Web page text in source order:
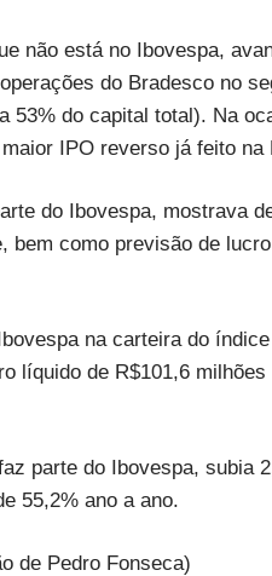
não está no Ibovespa,
do Bradesco no
53% do capital total). Na
IPO reverso já feito na
do Ibovespa, mostrava
bem como previsão de
na carteira do
líquido de R$101,6
parte do Ibovespa,
55,2% ano a ano.
de Pedro Fonseca)